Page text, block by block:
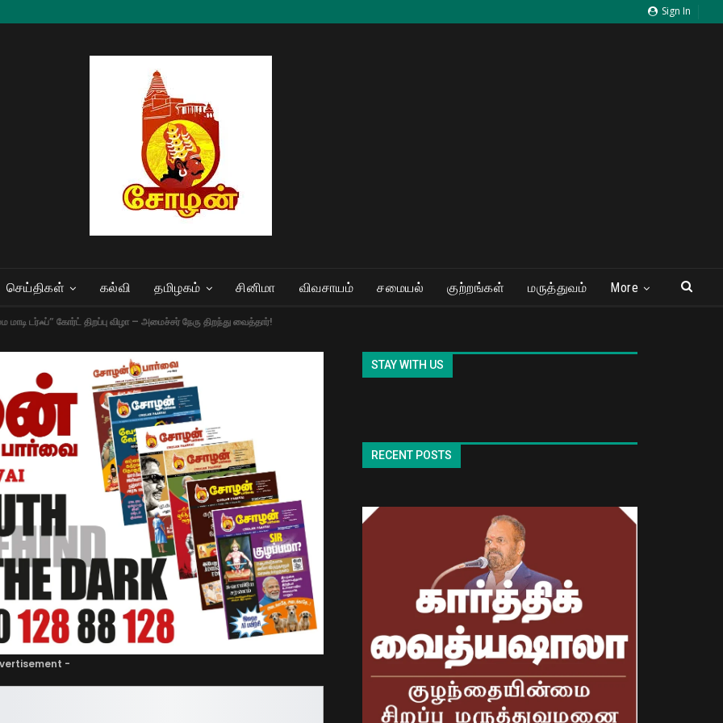
Sign In
செய்திகள் கல்வி தமிழகம் சினிமா விவசாயம் சமையல் குற்றங்கள் மருத்துவம் More
மாடி டர்ஃப்” கோர்ட் திறப்பு விழா – அமைச்சர் நேரு திறந்து வைத்தார்!
-
STAY WITH US
RECENT POSTS